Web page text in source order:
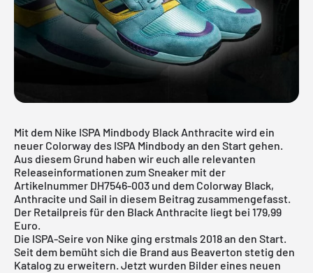
Mit dem Nike ISPA Mindbody Black Anthracite wird ein
neuer Colorway des ISPA Mindbody an den Start gehen.
Aus diesem Grund haben wir euch alle relevanten
Releaseinformationen zum Sneaker mit der
Artikelnummer DH7546-003 und dem Colorway Black,
Anthracite und Sail in diesem Beitrag zusammengefasst.
Der Retailpreis für den Black Anthracite liegt bei 179,99
Euro.
Die ISPA-Seire von Nike ging erstmals 2018 an den Start.
Seit dem bemüht sich die Brand aus Beaverton stetig den
Katalog zu erweitern. Jetzt wurden Bilder eines neuen